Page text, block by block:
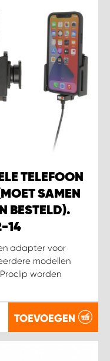
TELEFOON
SAMEN
BESTELD).
14
adapter voor
modellen
worden
TOEVOEGEN